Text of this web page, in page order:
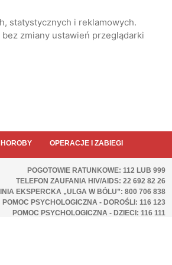
statystycznych i reklamowych.
zmiany ustawień przeglądarki
OPERACJE I ZABIEGI
POGOTOWIE RATUNKOWE: 112 LUB 999
TELEFON ZAUFANIA HIV/AIDS: 22 692 82 26
EKSPERCKA „ULGA W BÓLU”: 800 706 838
POMOC PSYCHOLOGICZNA - DOROŚLI: 116 123
POMOC PSYCHOLOGICZNA - DZIECI: 116 111